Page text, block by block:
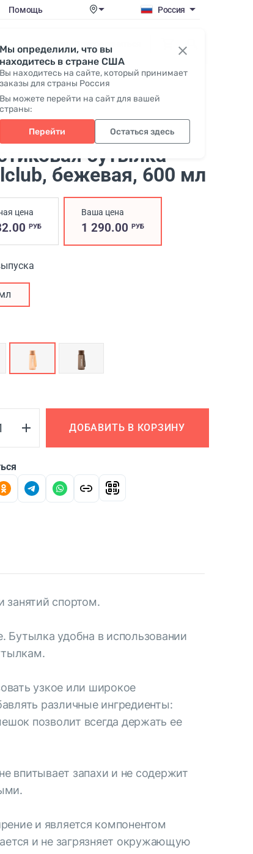
Мы определили, что вы
находитесь в стране США
Вы находитесь на сайте, который принимает
заказы для страны Россия
Вы можете перейти на сайт для вашей
страны:
Перейти Остаться здесь
Помощь Россия
Coralclub plastic bottle 600
бутылка
бежевая, 600 мл
цена
РУБ
Ваша цена
1 290.00 РУБ
ДОБАВИТЬ В КОРЗИНУ
занятий спортом.
Бутылка удобна в использовании
узкое или широкое
различные ингредиенты:
позволит всегда держать ее
впитывает запахи и не содержит
и является компонентом
и не загрязняет окружающую